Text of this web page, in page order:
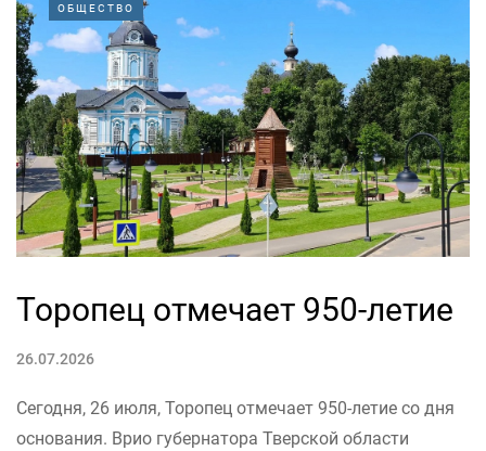
ОБЩЕСТВО
Торопец отмечает 950-летие
26.07.2026
Сегодня, 26 июля, Торопец отмечает 950-летие со дня
основания. Врио губернатора Тверской области